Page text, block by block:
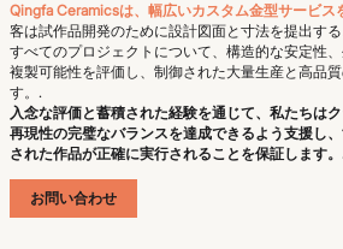
Qingfa Ceramicsは、幅広いカスタム金型サービス
客は試作品開発のために設計図面と寸法を提出す
すべてのプロジェクトについて、構造的な安定性
複製可能性を評価し、制御された大量生産と高品
す。.
入念な評価と蓄積された経験を通じて、私たちは
再現性の完璧なバランスを達成できるよう支援し
された作品が正確に実行されることを保証します
お問い合わせ